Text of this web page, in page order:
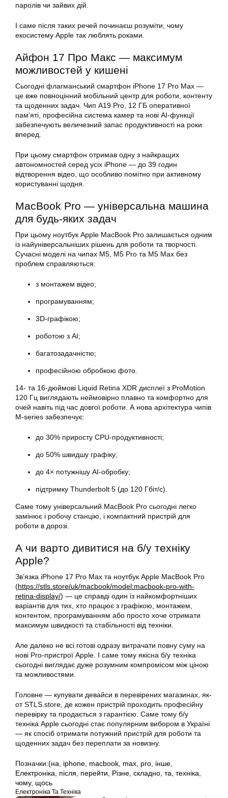
паролів чи зайвих дій.
І саме після таких речей починаєш розуміти, чому
екосистему Apple так люблять роками.
Айфон 17 Про Макс — максимум
можливостей у кишені
Сьогодні флагманський смартфон iPhone 17 Pro Max —
це вже повноцінний мобільний центр для роботи, контенту
та щоденних задач. Чип A19 Pro, 12 ГБ оперативної
пам’яті, професійна система камер та нові AI-функції
забезпечують величезний запас продуктивності на роки
вперед.
При цьому смартфон отримав одну з найкращих
автономностей серед усіх iPhone — до 39 годин
відтворення відео, що особливо помітно при активному
користуванні щодня.
MacBook Pro — універсальна машина
для будь-яких задач
При цьому ноутбук Apple MacBook Pro залишається одним
із найуніверсальніших рішень для роботи та творчості.
Сучасні моделі на чипах M5, M5 Pro та M5 Max без
проблем справляються:
з монтажем відео;
програмуванням;
3D-графікою;
роботою з AI;
багатозадачністю;
професійною обробкою фото.
14- та 16-дюймові Liquid Retina XDR дисплеї з ProMotion
120 Гц виглядають неймовірно плавно та комфортно для
очей навіть під час довгої роботи. А нова архітектура чипів
M-series забезпечує:
до 30% приросту CPU-продуктивності;
до 50% швидшу графіку;
до 4× потужнішу AI-обробку;
підтримку Thunderbolt 5 (до 120 Гбіт/с).
Саме тому універсальний MacBook Pro сьогодні легко
замінює і робочу станцію, і компактний пристрій для
роботи в дорозі.
А чи варто дивитися на б/у техніку
Apple?
Зв’язка iPhone 17 Pro Max та ноутбук Apple MacBook Pro
(https://stls.store/uk/macbook/model:macbook-pro-with-
retina-display/) — це справді один із найкомфортніших
варіантів для тих, хто працює з графікою, монтажем,
контентом, програмуванням або просто хоче отримати
максимум швидкості та стабільності від техніки.
Але далеко не всі готові одразу витрачати повну суму на
нові Pro-пристрої Apple. І саме тому якісна б/у техніка
сьогодні виглядає дуже розумним компромісом між ціною
та можливостями.
Головне — купувати девайси в перевірених магазинах, як-
от STLS.store, де кожен пристрій проходить професійну
перевірку та продається з гарантією. Саме тому б/у
техніка Apple сьогодні стає популярним вибором в Україні
— як спосіб отримати потужний пристрій для роботи та
щоденних задач без переплати за новизну.
Позначки:(на iphone macbook max pro інше
Електроніка
після перейти Різне складно та техніка
чому, щось
Електроніка Та Техніка